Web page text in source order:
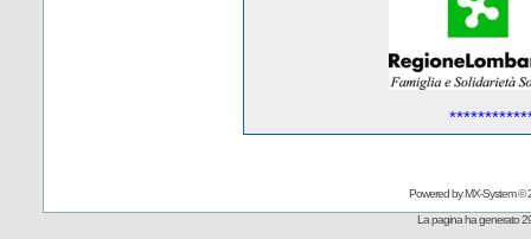
Powered byMX-System©
La pagina ha generato